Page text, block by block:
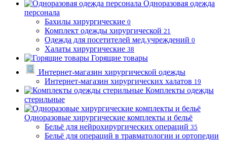
Одноразовая одежда
персонала
Бахилы хирургические 0
Комплект одежды хирургической 21
Одежда для посетителей мед.учреждений 0
Халаты хирургические 38
Горящие товары
Интернет-магазин хирургической одежды
Интернет-магазин хирургических халатов 19
Комплекты одежды
стерильные
Одноразовые хирургические комплекты и бельё
Бельё для нейрохирургических операций 35
Бельё для операций в травматологии и ортопедии